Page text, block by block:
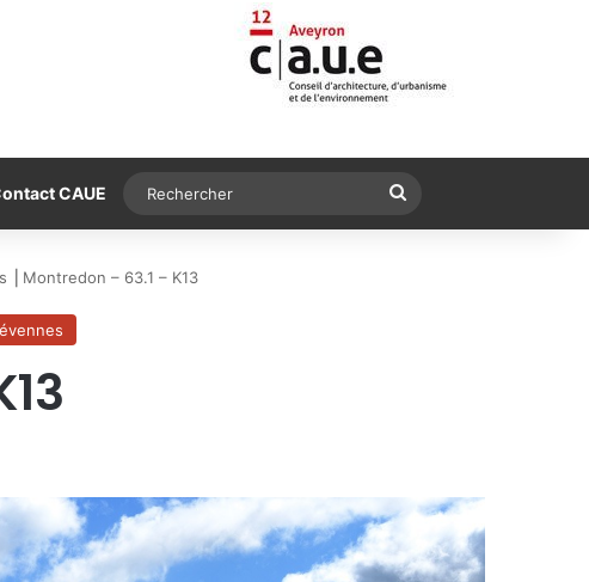
CAUE Rechercher
Montredon – 63.1 – K13